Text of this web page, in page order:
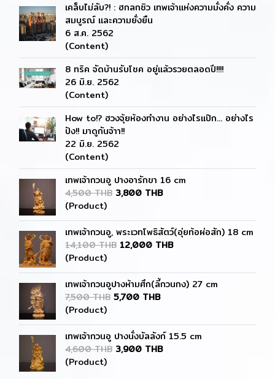
เคล็บไม่ลับ?! : ฮกลกซิว เทพเจ้าแห่งความมั่งคั่ง ความ
สมบูรณ์ และความยั่งยืน
6 ส.ค. 2562
(Content)
8 ทริค จัดบ้านรับโชค อยู่แล้วรวยตลอดปี!!!!
26 มิ.ย. 2562
(Content)
How to!? ฮวงจุ้ยห้องทำงาน อย่างไรแป๊ก... อย่างไร
ปัง!! มาดูกันจ้าา!!
22 มิ.ย. 2562
(Content)
เทพเจ้ากวนอู ปางอารักขา 16 cm
4,500 THB 3,800 THB
(Product)
เทพเจ้ากวนอู, พระเวทโพธิสัตว์(อุ่ยท้อผ่อสัก) 18 cm
14,100 THB 12,000 THB
(Product)
เทพเจ้ากวนอูปางห้ามศึก(ลี้กวนกง) 27 cm
7,500 THB 5,700 THB
(Product)
เทพเจ้ากวนอู ปางนั่งบัลลังก์ 15.5 cm
4,600 THB 3,900 THB
(Product)